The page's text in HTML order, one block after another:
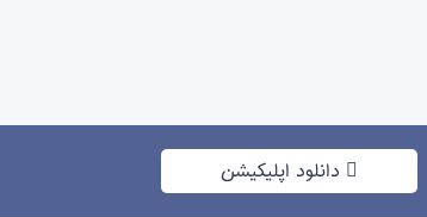
دانلود اپلیکیشن